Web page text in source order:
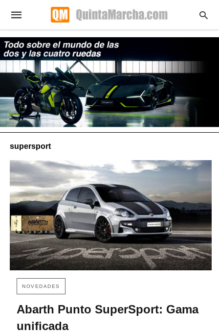
supersport
NOVEDADES
Abarth Punto SuperSport: Gama
unificada